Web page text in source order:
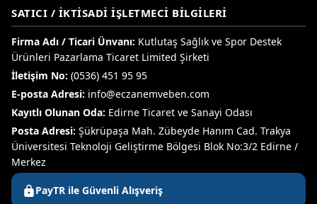
SATICI / İKTISADI İŞLETMECI BILGILERI
Firma Adı / Ticari Ünvanı: Kutlutaş Sağlık ve Spor Destek
Ürünleri Pazarlama Ticaret Limited Şirketi
İletişim No: (0536) 451 95 95
E-posta Adresi: info@eczanemveben.com
Kayıtlı Olunan Oda: Edirne Ticaret ve Sanayi Odası
Posta Adresi: Şükrüpaşa Mah. Zübeyde Hanım Cad. Trakya
Üniversitesi Teknoloji Geliştirme Bölgesi Blok No:3/2 Edirne /
Merkez
PayTR ile Güvenli Alışveriş